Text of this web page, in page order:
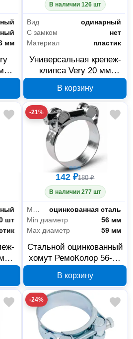
мм
В наличии 126 шт
Вид
одинарный
С замком
нет
Материал
пластик
Универсальная крепеж-
клипса Very 20 мм
В корзину
шт
-21%
142 ₽180 ₽
В наличии 277 шт
Материал
оцинкованная сталь
Min диаметр
56 мм
Max диаметр
59 мм
Стальной оцинкованный
хомут РемоКолор 56-59
В корзину
-24%